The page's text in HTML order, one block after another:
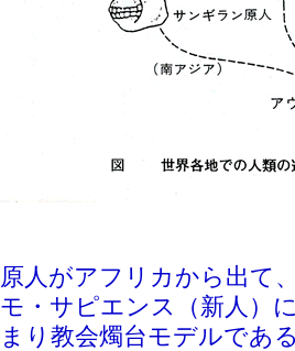
原人がアフリカから出て
モ・サピエンス（新人）
まり教会燭台モデルであ